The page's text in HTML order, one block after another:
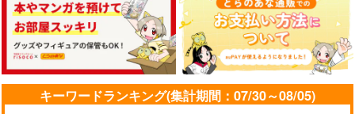
キーワードランキング(集計期間：07/30～08/05)